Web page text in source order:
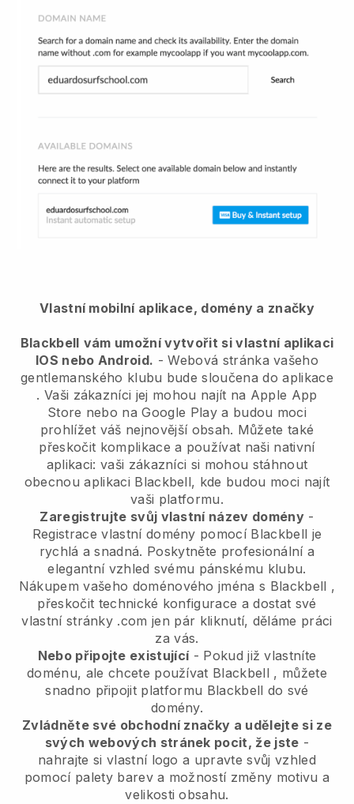
Vlastní mobilní aplikace, domény a značky
Blackbell vám umožní vytvořit si vlastní aplikaci
IOS nebo Android. -Webová stránka vašeho
gentlemanského klubu bude sloučena do aplikace
. Vaši zákazníci jej mohou najít na Apple App
Store nebo na Google Play a budou moci
prohlížet váš nejnovější obsah. Můžete také
přeskočit komplikace a používat naši nativní
aplikaci: vaši zákazníci si mohou stáhnout
obecnou aplikaci Blackbell, kde budou moci najít
vaši platformu.
Zaregistrujte svůj vlastní název domény-
Registrace vlastní domény pomocí Blackbell je
rychlá a snadná. Poskytněte profesionální a
elegantní vzhled svému pánskému klubu.
Nákupem vašeho doménového jména s Blackbell ,
přeskočit technické konfigurace a dostat své
vlastní stránky .com jen pár kliknutí, děláme práci
za vás.
Nebo připojte existující- Pokud již vlastníte
doménu, ale chcete používat Blackbell , můžete
snadno připojit platformu Blackbell do své
domény.
Zvládněte své obchodní značky a udělejte si ze
svých webových stránek pocit, že jste -
nahrajte si vlastní logo a upravte svůj vzhled
pomocí palety barev a možností změny motivu a
velikosti obsahu.